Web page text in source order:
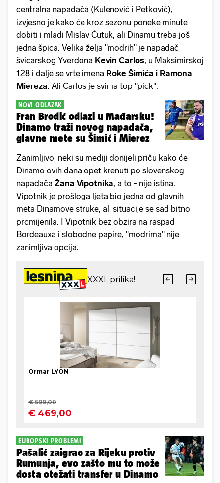
centralna napadača (Kulenović i Petković),
izvjesno je kako će kroz sezonu poneke minute
dobiti i mladi Mislav Ćutuk, ali Dinamu treba još
jedna špica. Velika želja "modrih" je napadač
švicarskog Yverdona Kevin Carlos, u Maksimirskoj
128 i dalje se vrte imena Roke Šimića i Ramona
Miereza. Ali Carlos je svima top "pick".
NOVI ODLAZAK
Fran Brodić odlazi u Mađarsku!
Dinamo traži novog napadača,
glavne mete su Šimić i Mierez
Zanimljivo, neki su mediji donijeli priču kako će
Dinamo ovih dana opet krenuti po slovenskog
napadača Žana Vipotnika, a to - nije istina.
Vipotnik je prošloga ljeta bio jedna od glavnih
meta Dinamove struke, ali situacije se sad bitno
promijenila. I Vipotnik bez obzira na raspad
Bordeauxa i slobodne papire, "modrima" nije
zanimljiva opcija.
EUROPSKI PROBLEMI
Pašalić zaigrao za Rijeku protiv
Rumunja, evo zašto mu to može
dosta otežati transfer u Dinamo